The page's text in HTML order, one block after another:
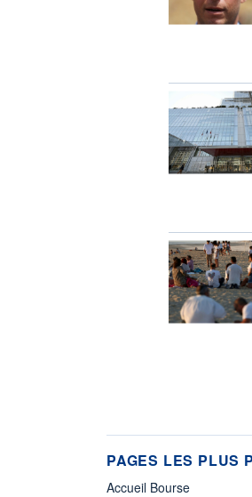
PAGES LES PLUS
Accueil Bourse